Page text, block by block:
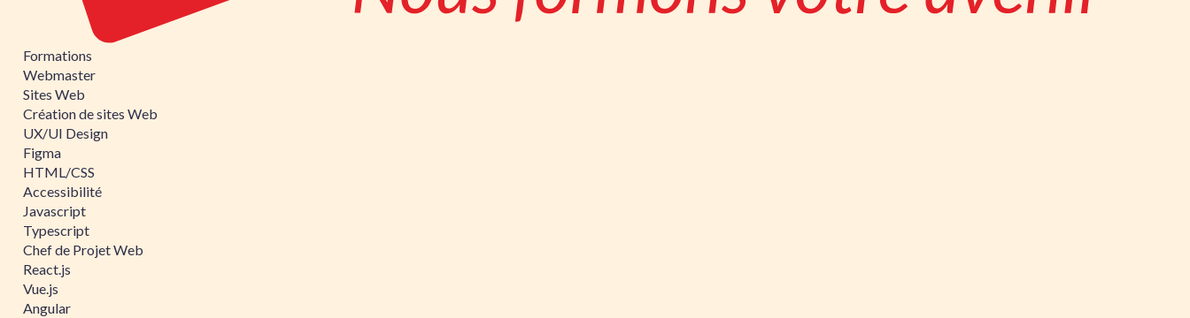
Formations
Webmaster
Sites Web
Création de sites Web
UX/UI Design
Figma
HTML/CSS
Accessibilité
Javascript
Typescript
Chef de Projet Web
React.js
Vue.js
Angular